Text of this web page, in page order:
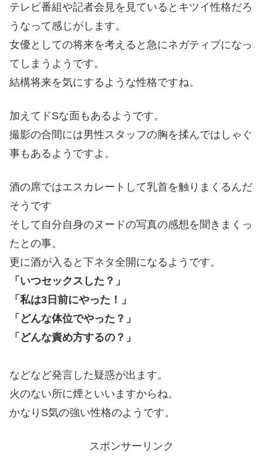
テレビ番組や記者会見を見ているとキツイ性格だろ
うなって感じがします。
女優としての将来を考えると急にネガティブになっ
てしまうようです。
結構将来を気にするような性格ですね。
加えてドSな面もあるようです。
撮影の合間には男性スタッフの胸を揉んではしゃぐ
事もあるようですよ。
酒の席ではエスカレートして乳首を触りまくるんだ
そうです
そして自分自身のヌードの写真の感想を聞きまくっ
たとの事。
更に酒が入ると下ネタ全開になるようです。
「いつセックスした？」
「私は3日前にやった！」
「どんな体位でやった？」
「どんな責め方するの？」
などなど発言した疑惑が出ます。
火のない所に煙といいますからね。
かなりS気の強い性格のようです。
スポンサーリンク